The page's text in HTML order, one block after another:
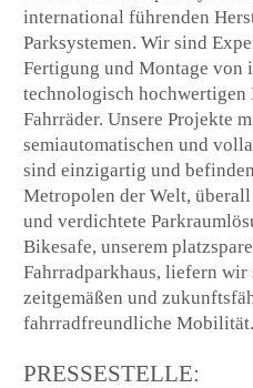
international führenden
Parksystemen. Wir sind
Fertigung und Montage von
technologisch hochwertigen
Fahrräder. Unsere Projekte
semiautomatischen und
sind einzigartig und
Metropolen der Welt,
und verdichtete
Bikesafe, unserem
Fahrradparkhaus, liefern wir
zeitgemäßen und
fahrradfreundliche Mobilität.
PRESSESTELLE: